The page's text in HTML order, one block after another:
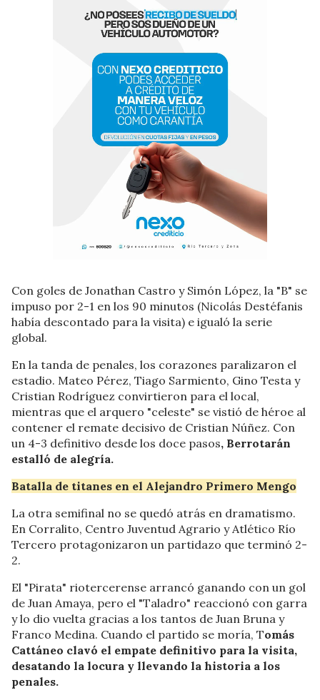
Con goles de Jonathan Castro y Simón López, la "B" se
impuso por 2-1 en los 90 minutos (Nicolás Destéfanis
había descontado para la visita) e igualó la serie
global.
En la tanda de penales, los corazones paralizaron el
estadio. Mateo Pérez, Tiago Sarmiento, Gino Testa y
Cristian Rodríguez convirtieron para el local,
mientras que el arquero "celeste" se vistió de héroe al
contener el remate decisivo de Cristian Núñez. Con
un 4-3 definitivo desde los doce pasos, Berrotarán
estalló de alegría.
Batalla de titanes en el Alejandro Primero Mengo
La otra semifinal no se quedó atrás en dramatismo.
En Corralito, Centro Juventud Agrario y Atlético Río
Tercero protagonizaron un partidazo que terminó 2-
2.
El "Pirata" riotercerense arrancó ganando con un gol
de Juan Amaya, pero el "Taladro" reaccionó con garra
y lo dio vuelta gracias a los tantos de Juan Bruna y
Franco Medina. Cuando el partido se moría, Tomás
Cattáneo clavó el empate definitivo para la visita,
desatando la locura y llevando la historia a los
penales.